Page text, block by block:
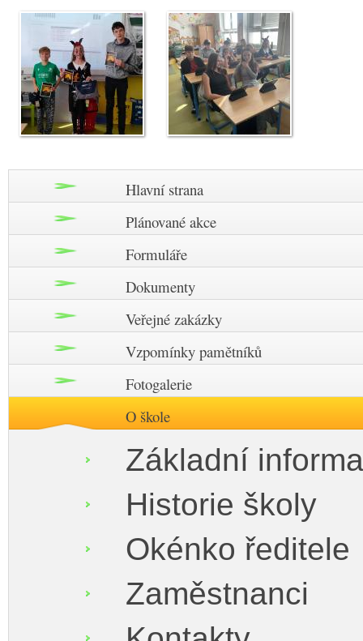
Hlavní strana
Plánované akce
Formuláře
Dokumenty
Veřejné zakázky
Vzpomínky pamětníků
Fotogalerie
O škole
Základní
Historie školy
Okénko ředitele
Zaměstnanci